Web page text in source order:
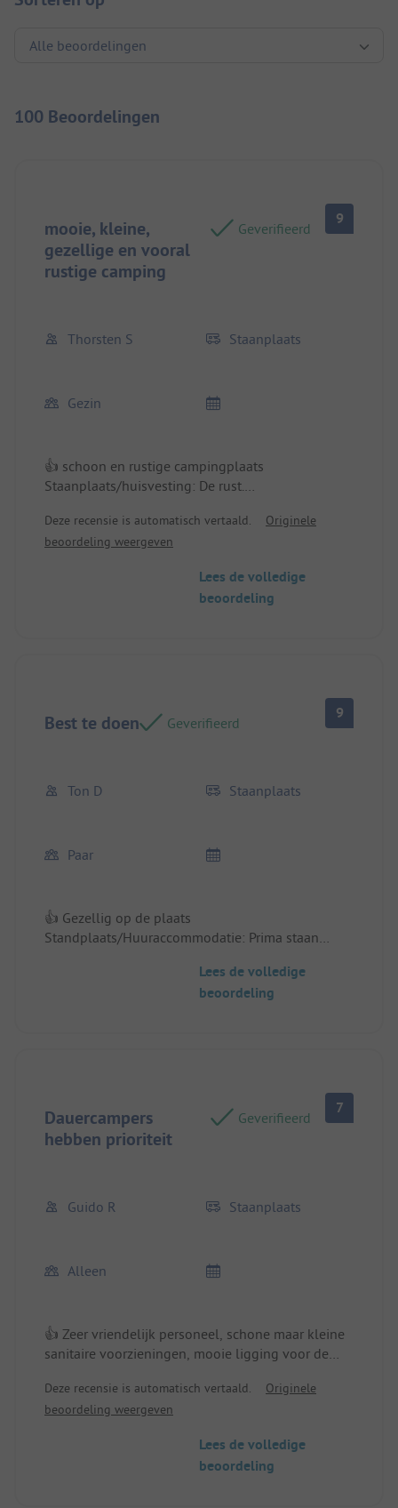
100 Beoordelingen
mooie, kleine,
gezellige en vooral
rustige camping
Geverifieerd
9
Thorsten S Staanplaats
Gezin
👍 schoon en rustige campingplaats
Staanplaats/huisvesting: De rust.
👎 De broodjesservice zou al rond 07:30 uur
beschikbaar kunnen zijn en niet pas om 09:00 uur.
Deze recensie is automatisch vertaald.
Originele
beoordeling weergeven
Lees de volledige
beoordeling
Best te doen Geverifieerd
9
Ton D Staanplaats
Paar
👍 Gezellig op de plaats
Standplaats/Huuraccommodatie: Prima staan
Lees de volledige
beoordeling
Dauercampers
hebben prioriteit
Geverifieerd
7
Guido R Staanplaats
Alleen
👍 Zeer vriendelijk personeel, schone maar kleine
sanitaire voorzieningen, mooie ligging voor de
Ordentelijke plaatsen, veel groen, bij regen iets
modderig.
Deze recensie is automatisch vertaald.
Originele
beoordeling weergeven
Lees de volledige
beoordeling